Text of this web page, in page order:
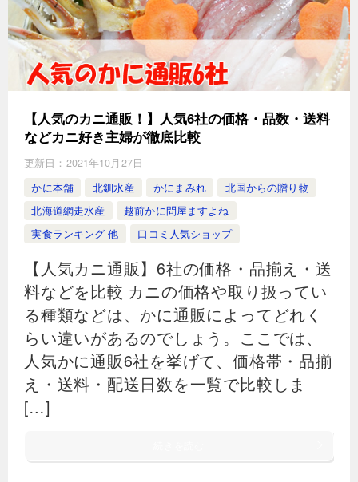
【人気のカニ通販！】人気6社の価格・品数・送料
などカニ好き主婦が徹底比較
更新日： 2021年10月27日
かに本舗
北釧水産 かにまみれ
北国からの贈り物
北海道網走水産
越前かに問屋ますよね
実食ランキング 他
口コミ人気ショップ
【人気カニ通販】6社の価格・品揃え・送
料などを比較 カニの価格や取り扱ってい
る種類などは、かに通販によってどれく
らい違いがあるのでしょう。ここでは、
人気かに通販6社を挙げて、価格帯・品揃
え・送料・配送日数を一覧で比較しま
[…]